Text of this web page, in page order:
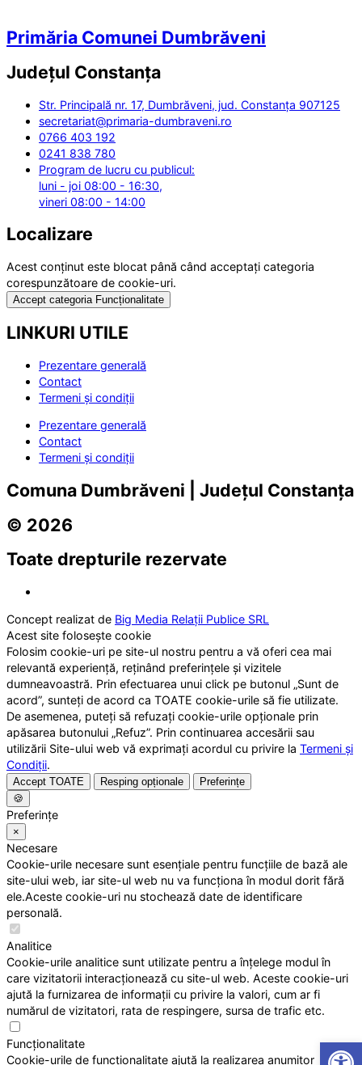
Primăria Comunei Dumbrăveni
Județul Constanța
Str. Principală nr. 17, Dumbrăveni, jud. Constanța 907125
secretariat@primaria-dumbraveni.ro
0766 403 192
0241 838 780
Program de lucru cu publicul:
luni - joi 08:00 - 16:30,
vineri 08:00 - 14:00
Localizare
Acest conținut este blocat până când acceptați categoria
corespunzătoare de cookie-uri.
Accept categoria Funcționalitate
LINKURI UTILE
Prezentare generală
Contact
Termeni și condiții
Prezentare generală
Contact
Termeni și condiții
Comuna Dumbrăveni | Județul Constanța
© 2026
Toate drepturile rezervate
Concept realizat de Big Media Relații Publice SRL
Acest site folosește cookie
Folosim cookie-uri pe site-ul nostru pentru a vă oferi cea mai
relevantă experiență, reținând preferințele și vizitele
dumneavoastră. Prin efectuarea unui click pe butonul „Sunt de
acord”, sunteți de acord ca TOATE cookie-urile să fie utilizate.
De asemenea, puteți să refuzați cookie-urile opționale prin
apăsarea butonului „Refuz”. Prin continuarea accesării sau
utilizării Site-ului web vă exprimați acordul cu privire la Termeni și
Condiții.
Accept TOATE Resping opționale
Preferințe
🍪
Preferințe
×
Necesare
Cookie-urile necesare sunt esențiale pentru funcțiile de bază ale
site-ului web, iar site-ul web nu va funcționa în modul dorit fără
ele.Aceste cookie-uri nu stochează date de identificare
personală.
Analitice
Cookie-urile analitice sunt utilizate pentru a înțelege modul în
care vizitatorii interacționează cu site-ul web. Aceste cookie-uri
ajută la furnizarea de informații cu privire la valori, cum ar fi
numărul de vizitatori, rata de respingere, sursa de trafic etc.
Funcționalitate
Cookie-urile de funcționalitate ajută la realizarea anumitor